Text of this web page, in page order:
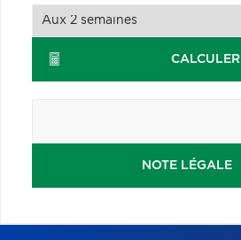
CALCULER
NOTE LÉGALE